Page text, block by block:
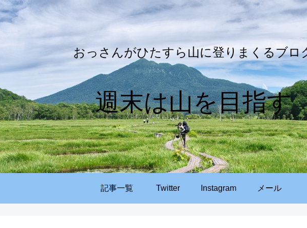
おっさんがひたすら山に登りまくるブロ
週末は山を目指す
記事一覧 Twitter Instagram メール